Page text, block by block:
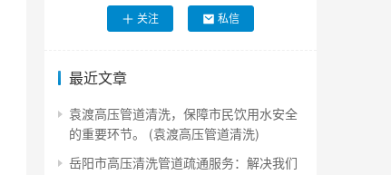
关注 私信
最近文章
袁渡高压管道清洗，保障市民饮用水安全
的重要环节。 (袁渡高压管道清洗)
岳阳市高压清洗管道疏通服务：解决我们